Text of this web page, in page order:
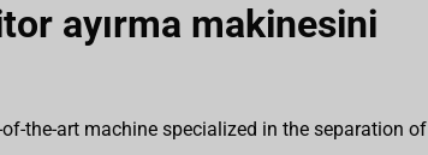
ayırma makinesini
the-art machine specialized in the separation